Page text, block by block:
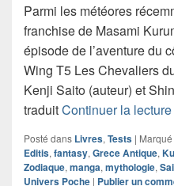
Parmi les météores
franchise de Masami
épisode de l’aventure du
Wing T5 Les Chevaliers
Kenji Saito (auteur) et
traduitContinuer la lecture
Posté dans Livres, Tests |
Editis, fantasy, Grece Antique,
Zodiaque, manga, mythologie,
Univers Poche | Publier un